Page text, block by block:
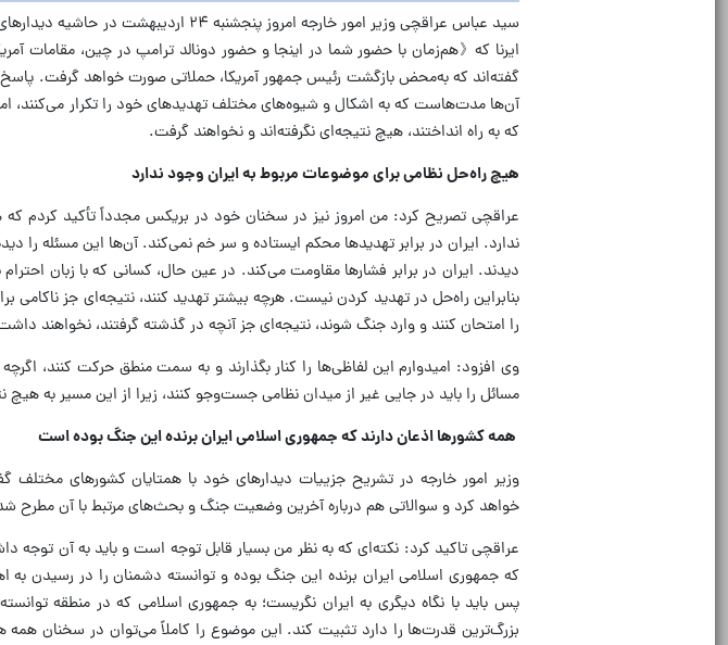
سید عباس عراقچی وزیر امور خارجه امروز
ایرنا که《هم‌زمان با حضور شما در اینجا و حضور دونالد ترامپ در چین، مقامات
گفته‌اند که به‌محض بازگشت رئیس جمهور آمریکا، حملاتی صورت خواهد گرفت.
آن‌ها مدت‌هاست که به اشکال و شیوه‌های مختلف تهدیدهای خود را تکرار می‌کنند،
که به راه انداختند، هیچ نتیجه‌ای نگرفته‌اند و نخواهند گرفت.
هیچ راه‌حل نظامی برای موضوعات مربوط به ایران وجود ندارد
عراقچی تصریح کرد: من امروز نیز در سخنان خود در بریکس مجدداً تأکید کردم
دیدند. ایران در برابر فشارها مقاومت می‌کند. در عین حال، کسانی که با زبان
بنابراین راه‌حل در تهدید کردن نیست. هرچه بیشتر تهدید کنند، نتیجه‌ای جز ناکامی
را امتحان کنند و وارد جنگ شوند، نتیجه‌ای جز آنچه در گذشته گرفتند، نخواهند
وی افزود: امیدوارم این لفاظی‌ها را کنار بگذارند و به سمت منطق حرکت کنند،
مسائل را باید در جایی غیر از میدان نظامی جست‌وجو کنند، زیرا از این مسیر به هیچ
همه کشورها اذعان دارند که جمهوری اسلامی ایران برنده این جنگ بوده است
وزیر امور خارجه در تشریح جزییات دیدارهای خود با همتایان کشورهای
خواهد کرد و سوالاتی هم درباره آخرین وضعیت جنگ و بحث‌های مرتبط با آن مطرح
عراقچی تاکید کرد: نکته‌ای که به نظر من بسیار قابل توجه است و باید به آن توجه
که جمهوری اسلامی ایران برنده این جنگ بوده و توانسته دشمنان را در رسیدن به
پس باید با نگاه دیگری به ایران نگریست؛ به جمهوری اسلامی‌ که در منطقه
بزرگ‌ترین قدرت‌ها را دارد تثبیت کند. این موضوع را کاملاً می‌توان در سخنان